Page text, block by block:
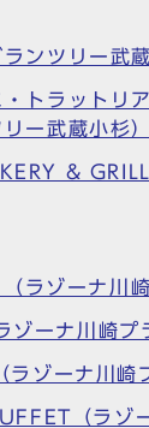
ンツリー武蔵
トラットリ
ー武蔵小杉）
& GRILL
ラゾーナ川崎
ーナ川崎プ
ゾーナ川崎
（ラゾ